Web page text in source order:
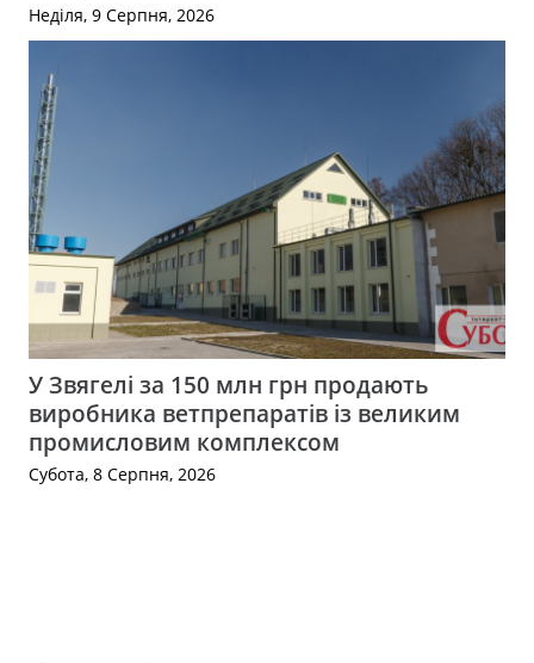
Неділя, 9 Серпня, 2026
У Звягелі за 150 млн грн продають
виробника ветпрепаратів із великим
промисловим комплексом
Субота, 8 Серпня, 2026